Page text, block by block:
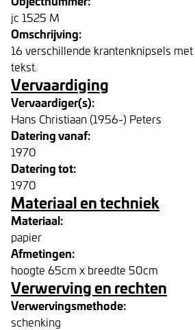
jc 1525 M
Omschrijving:
16 verschillende krantenknipsels
tekst.
Vervaardiging
Vervaardiger(s):
Hans Christiaan (1956-) Peters
Datering vanaf:
1970
Datering tot:
1970
Materiaal en techniek
Materiaal:
papier
Afmetingen:
hoogte 65cm x breedte 50cm
Verwerving en rechten
Verwervingsmethode:
schenking